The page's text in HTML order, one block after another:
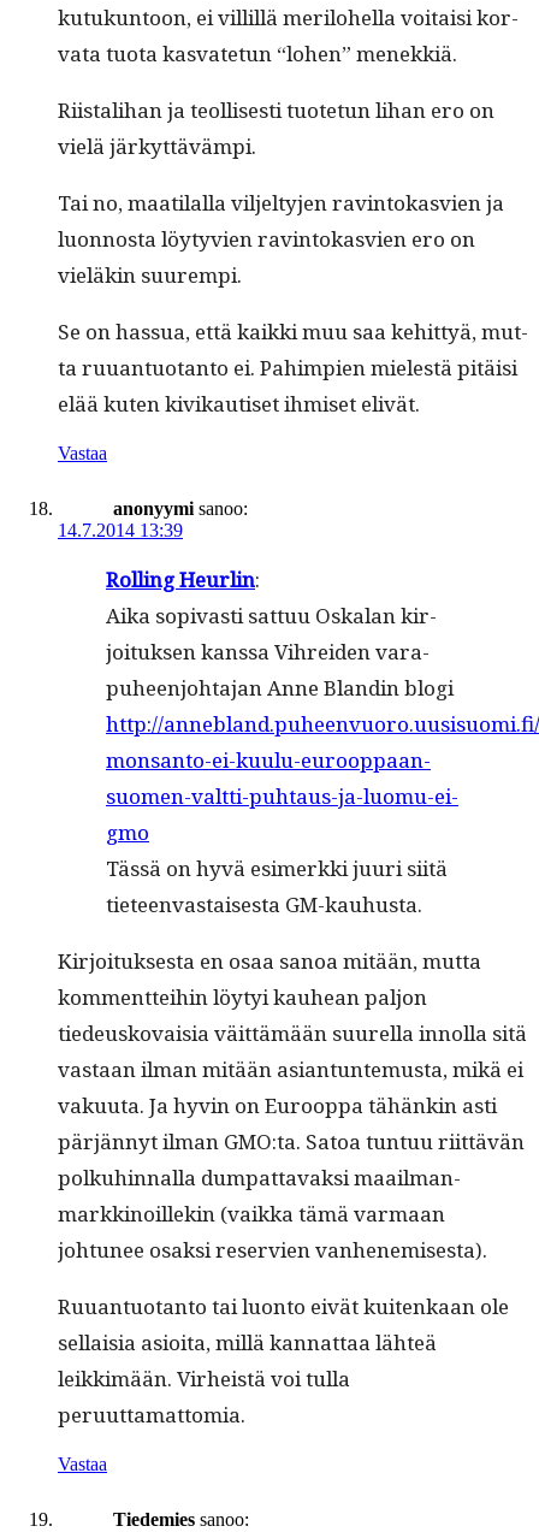
kutukun­toon, ei villil­lä mer­ilo­hel­la voitaisi kor­
va­ta tuo­ta kas­vate­tun “lohen” menekkiä.
Riistal­i­han ja teol­lis­es­ti tuote­tun lihan ero on
vielä järkyttävämpi.
Tai no, maati­lal­la vil­jel­ty­jen rav­in­tokasvien ja
luon­nos­ta löy­tyvien rav­in­tokasvien ero on
vieläkin suurempi.
Se on has­sua, että kaik­ki muu saa kehit­tyä, mut­
ta ruuan­tuotan­to ei. Pahimpi­en mielestä pitäisi
elää kuten kivikautiset ihmiset elivät.
Vastaa
anonyymi sanoo:
14.7.2014 13:39
Rolling Heurlin:
Aika sopi­vasti sat­tuu Oskalan kir­
joituk­sen kanssa Vihrei­den vara­
puheen­jo­hta­jan Anne Blandin blo­gi
http://
monsanto-ei-kuulu-eurooppaan-
suomen-valtti-puhtaus-ja-luomu-ei-
gmo
Tässä on hyvä esimerk­ki juuri siitä
tieteen­vas­tais­es­ta GM-kauhusta.
Kir­joituk­ses­ta en osaa sanoa mitään, mut­ta
kom­ment­tei­hin löy­tyi kauhean paljon
tiedeusko­vaisia väit­tämään suurel­la innol­la sitä
vas­taan ilman mitään asiantun­te­mus­ta, mikä ei
vaku­u­ta. Ja hyvin on Euroop­pa tähänkin asti
pär­jän­nyt ilman GMO:ta. Satoa tun­tuu riit­tävän
polkuhin­nal­la dumpat­tavak­si maail­man­
markki­noillekin (vaik­ka tämä var­maan
johtunee osak­si reservien vanhenemisesta).
Ruuan­tuotan­to tai luon­to eivät kuitenkaan ole
sel­l­aisia asioi­ta, mil­lä kan­nat­taa lähteä
leikkimään. Virheistä voi tul­la
peruuttamattomia.
Vastaa
Tiedemies sanoo: